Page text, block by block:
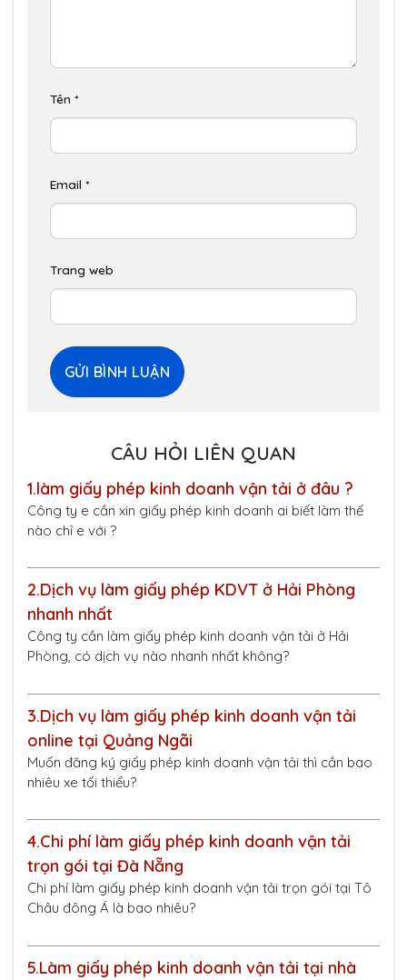
Tên *
Email *
Trang web
CÂU HỎI LIÊN QUAN
1.làm giấy phép kinh doanh vận tải ở đâu ?
Công ty e cần xin giấy phép kinh doanh ai biết làm thế
nào chỉ e với ?
2.Dịch vụ làm giấy phép KDVT ở Hải Phòng
nhanh nhất
Công ty cần làm giấy phép kinh doanh vận tải ở Hải
Phòng, có dịch vụ nào nhanh nhất không?
3.Dịch vụ làm giấy phép kinh doanh vận tải
online tại Quảng Ngãi
Muốn đăng ký giấy phép kinh doanh vận tải thì cần bao
nhiêu xe tối thiểu?
4.Chi phí làm giấy phép kinh doanh vận tải
trọn gói tại Đà Nẵng
Chi phí làm giấy phép kinh doanh vận tải trọn gói tại Tô
Châu đông Á là bao nhiêu?
5.Làm giấy phép kinh doanh vận tải tại nhà